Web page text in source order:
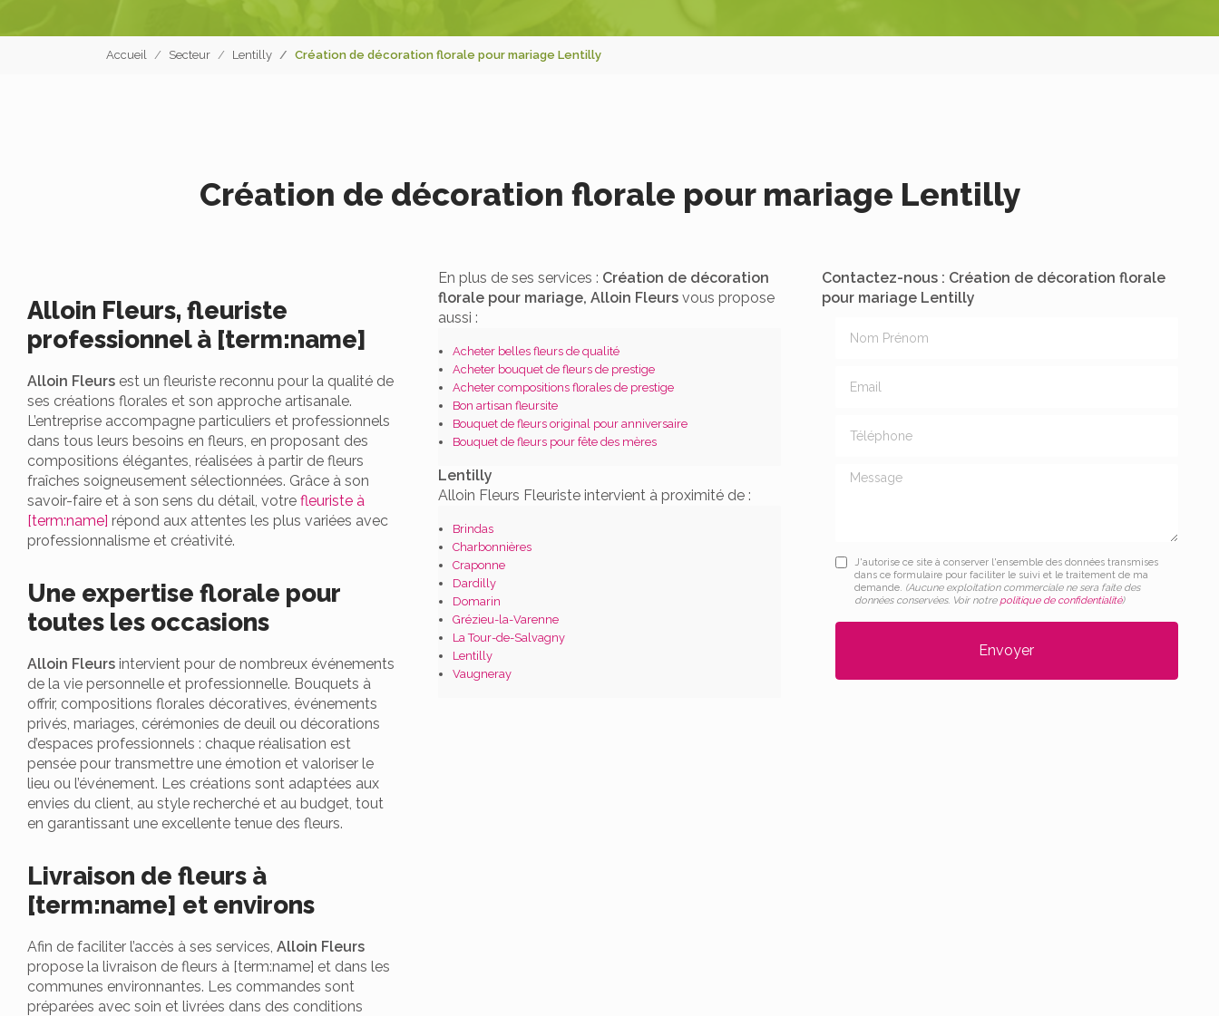
Accueil Secteur Lentilly Création de décoration florale pour mariage Lentilly
Création de décoration florale pour mariage Lentilly
Alloin Fleurs, fleuriste
professionnel à [term:name]
Alloin Fleurs est un fleuriste reconnu pour la qualité de
ses créations florales et son approche artisanale.
L’entreprise accompagne particuliers et professionnels
dans tous leurs besoins en fleurs, en proposant des
compositions élégantes, réalisées à partir de fleurs
fraîches soigneusement sélectionnées. Grâce à son
savoir-faire et à son sens du détail, votre fleuriste à
[term:name] répond aux attentes les plus variées avec
professionnalisme et créativité.
Une expertise florale pour
toutes les occasions
Alloin Fleurs intervient pour de nombreux événements
de la vie personnelle et professionnelle. Bouquets à
offrir, compositions florales décoratives, événements
privés, mariages, cérémonies de deuil ou décorations
d’espaces professionnels : chaque réalisation est
pensée pour transmettre une émotion et valoriser le
lieu ou l’événement. Les créations sont adaptées aux
envies du client, au style recherché et au budget, tout
en garantissant une excellente tenue des fleurs.
Livraison de fleurs à
[term:name] et environs
Afin de faciliter l’accès à ses services, Alloin Fleurs
propose la livraison de fleurs à [term:name] et dans les
communes environnantes. Les commandes sont
préparées avec soin et livrées dans des conditions
En plus de ses services : Création de décoration
florale pour mariage, Alloin Fleursvous propose
aussi :
Acheter belles fleurs de qualité
Acheter bouquet de fleurs de prestige
Acheter compositions florales de prestige
Bon artisan fleursite
Bouquet de fleurs original pour anniversaire
Bouquet de fleurs pour fête des mères
Lentilly
Alloin Fleurs Fleuriste intervient à proximité de :
Brindas
Charbonnières
Craponne
Dardilly
Domarin
Grézieu-la-Varenne
La Tour-de-Salvagny
Lentilly
Vaugneray
Contactez-nous : Création de décoration florale
pour mariage Lentilly
Message
J'autorise ce site à conserver l'ensemble des données transmises
dans ce formulaire pour faciliter le suivi et le traitement de ma
demande. (Aucune exploitation commerciale ne sera faite des
données conservées. Voir notre politique de confidentialité)